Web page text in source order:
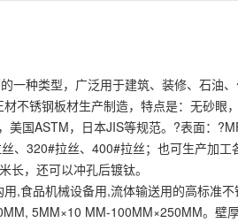
一种类型，广泛用于建筑、装修、石油
不锈钢板材生产制造，特点是：无砂
美国ASTM，日本JIS等规范。?表面：
、320#拉丝、400#拉丝；也可生产加
长，还可以冲孔后镀钛。
,食品机械设备用,流体输送用的高标准
5MM×10 MM-100MM×250MM。壁